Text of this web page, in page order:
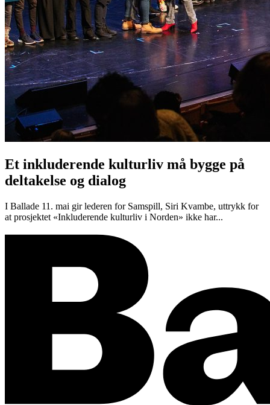
Et inkluderende kulturliv må bygge på
deltakelse og dialog
I Ballade 11. mai gir lederen for Samspill, Siri Kvambe, uttrykk for
at prosjektet «Inkluderende kulturliv i Norden» ikke har...